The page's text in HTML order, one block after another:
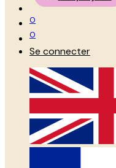
0
0
Se connecter